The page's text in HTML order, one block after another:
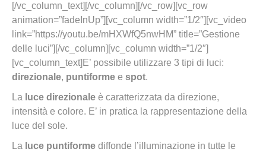
[/vc_column_text][/vc_column][/vc_row][vc_row
animation=”fadeInUp”][vc_column width=”1/2″][vc_video
link=”https://youtu.be/mHXWfQ5nwHM” title=”Gestione
delle luci”][/vc_column][vc_column width=”1/2″]
[vc_column_text]E’ possibile utilizzare 3 tipi di luci:
direzionale, puntiforme e spot.
La luce direzionale è caratterizzata da direzione,
intensità e colore. E’ in pratica la rappresentazione della
luce del sole.
La luce puntiforme diffonde l’illuminazione in tutte le